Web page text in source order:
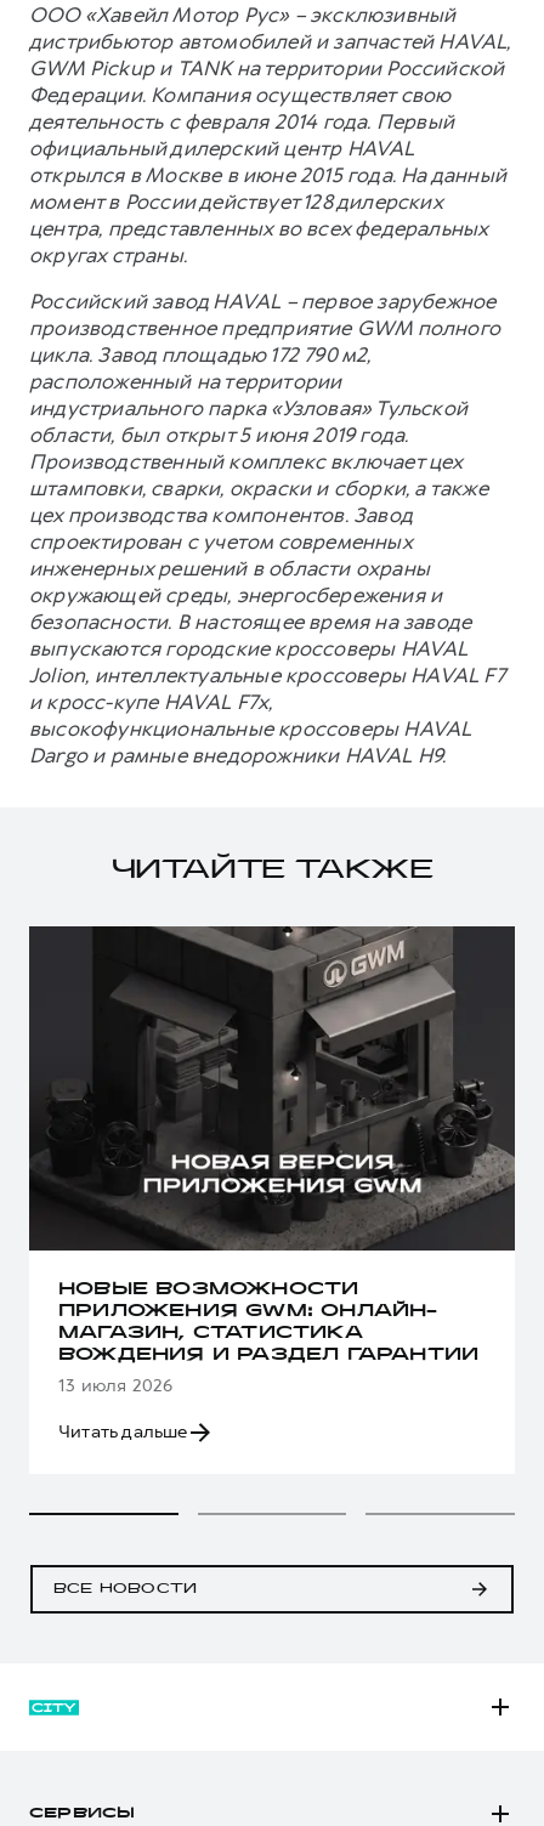
ООО «Хавейл Мотор Рус» – эксклюзивный
дистрибьютор автомобилей и запчастей HAVAL,
GWM Pickup и TANK на территории Российской
Федерации. Компания осуществляет свою
деятельность с февраля 2014 года. Первый
официальный дилерский центр HAVAL
открылся в Москве в июне 2015 года. На данный
момент в России действует 128 дилерских
центра, представленных во всех федеральных
округах страны.
Российский завод HAVAL – первое зарубежное
производственное предприятие GWM полного
цикла. Завод площадью 172 790 м2,
расположенный на территории
индустриального парка «Узловая» Тульской
области, был открыт 5 июня 2019 года.
Производственный комплекс включает цех
штамповки, сварки, окраски и сборки, а также
цех производства компонентов. Завод
спроектирован с учетом современных
инженерных решений в области охраны
окружающей среды, энергосбережения и
безопасности. В настоящее время на заводе
выпускаются городские кроссоверы HAVAL
Jolion, интеллектуальные кроссоверы HAVAL F7
и кросс-купе HAVAL F7x,
высокофункциональные кроссоверы HAVAL
Dargo и рамные внедорожники HAVAL H9.
ЧИТАЙТЕ ТАКЖЕ
НОВЫЕ ВОЗМОЖНОСТИ
ПРИЛОЖЕНИЯ GWM: ОНЛАЙН-
МАГАЗИН, СТАТИСТИКА
ВОЖДЕНИЯ И РАЗДЕЛ ГАРАНТИИ
13 июля 2026
Читать дальше
ВСЕ НОВОСТИ
СЕРВИСЫ